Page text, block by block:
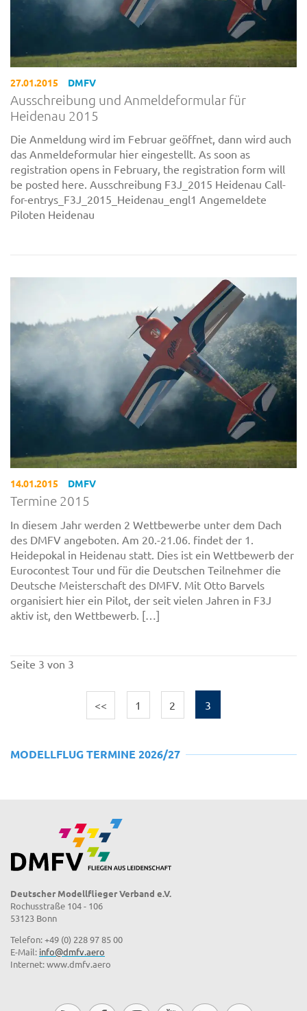
27.01.2015 DMFV
Ausschreibung und Anmeldeformular für
Heidenau 2015
Die Anmeldung wird im Februar geöffnet, dann wird auch
das Anmeldeformular hier eingestellt. As soon as
registration opens in February, the registration form will
be posted here. Ausschreibung F3J_2015 Heidenau Call-
for-entrys_F3J_2015_Heidenau_engl1 Angemeldete
Piloten Heidenau
14.01.2015 DMFV
Termine 2015
In diesem Jahr werden 2 Wettbewerbe unter dem Dach
des DMFV angeboten. Am 20.-21.06. findet der 1.
Heidepokal in Heidenau statt. Dies ist ein Wettbewerb der
Eurocontest Tour und für die Deutschen Teilnehmer die
Deutsche Meisterschaft des DMFV. Mit Otto Barvels
organisiert hier ein Pilot, der seit vielen Jahren in F3J
aktiv ist, den Wettbewerb. […]
Seite 3 von 3
<< 1 2 3
MODELLFLUG TERMINE 2026/27
Deutscher Modellflieger Verband e.V.
Rochusstraße 104 - 106
53123 Bonn
Telefon: +49 (0) 228 97 85 00
E-Mail: info@dmfv.aero
Internet: www.dmfv.aero